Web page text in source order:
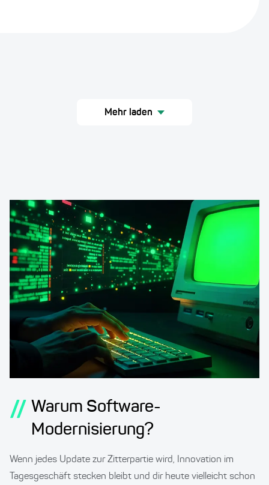
Mehr laden
// Warum Software-
Modernisierung?
Wenn jedes Update zur Zitterpartie wird, Innovation im
Tagesgeschäft stecken bleibt und dir heute vielleicht schon